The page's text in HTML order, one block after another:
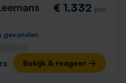
€ 1.332 p/m
gevonden
Bekijk & reageer →